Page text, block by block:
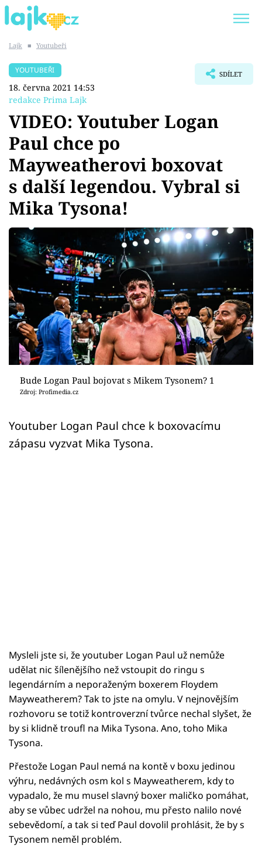
SHOPAHOLICADEL
Témata
Showbyznys
Youtubeři
Virály
Sex a vztahy
Videa
Sledujte prima+
Přihlášení
Lajk ■ Youtubeři
YOUTUBEŘI
18. června 2021 14:53
redakce Prima Lajk
SDÍLET
VIDEO: Youtuber Logan
Paul chce po
Mayweatherovi boxovat
s další legendou. Vybral si
Mika Tysona!
Bude Logan Paul bojovat s Mikem Tysonem? 1
Zdroj: Profimedia.cz
Youtuber Logan Paul chce k boxovacímu
zápasu vyzvat Mika Tysona.
Mysleli jste si, že youtuber Logan Paul už nemůže
udělat nic šílenějšího než vstoupit do ringu s
legendárním a neporaženým boxerem Floydem
Mayweatherem? Tak to jste na omylu. V nejnovějším
rozhovoru se totiž kontroverzní tvůrce nechal slyšet, že
by si klidně troufl na Mika Tysona. Ano, toho Mika
Tysona.
Přestože Logan Paul nemá na kontě v boxu jedinou
výhru, nedávných osm kol s Mayweatherem, kdy to
vypadalo, že mu musel slavný boxer maličko pomáhat,
aby se vůbec udržel na nohou, mu přesto nalilo nové
sebevědomí, a tak si teď Paul dovolil prohlásit, že by s
Tysonem neměl problém.